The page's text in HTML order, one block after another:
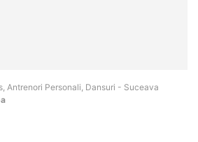
Antrenori Personali, Dansuri - Suceava